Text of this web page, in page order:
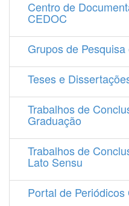
Centro de
CEDOC
Grupos de
Teses e
Trabalhos de
Graduação
Trabalhos de
Lato Sensu
Portal de Periódicos